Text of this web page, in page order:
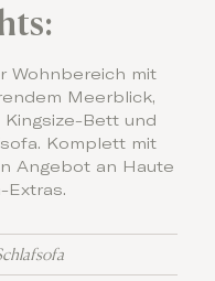
Wohnbereich mit
Meerblick,
Bett und
Komplett mit
Angebot an Haute
Extras.